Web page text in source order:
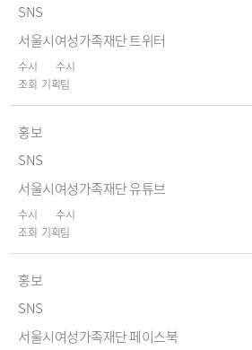
SNS
서울시여성가족재단 트위터
수시
수시
기획팀
홍보
SNS
서울시여성가족재단 유튜브
수시
수시
기획팀
홍보
SNS
서울시여성가족재단 페이스북